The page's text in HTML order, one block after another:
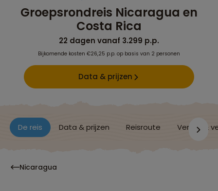
Groepsrondreis Nicaragua en
Costa Rica
22 dagen vanaf 3.299 p.p.
Bijkomende kosten €26,25 p.p. op basis van 2 personen
Data & prijzen
De reis Data & prijzen Reisroute Verblijf &
Nicaragua